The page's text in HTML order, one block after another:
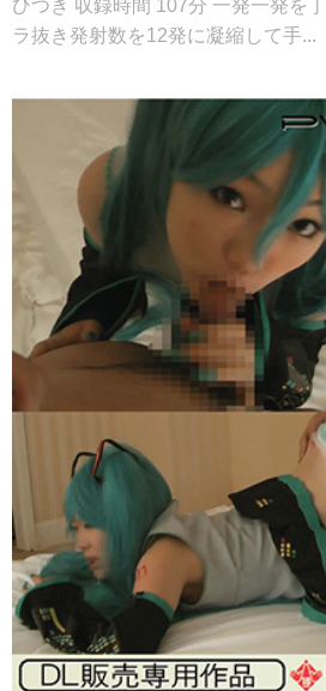
ひつき 収録時間 107分 一発一発を
ラ抜き発射数を12発に凝縮して手...